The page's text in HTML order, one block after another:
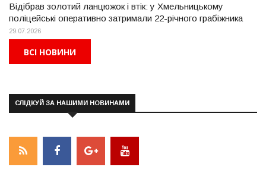
Відібрав золотий ланцюжок і втік: у Хмельницькому
поліцейські оперативно затримали 22-річного грабіжника
29.07.2026
ВСІ НОВИНИ
СЛІДКУЙ ЗА НАШИМИ НОВИНАМИ